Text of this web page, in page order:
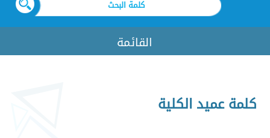
القائمة
كلمة عميد الكلية